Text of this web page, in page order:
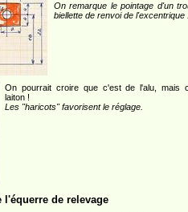
On remarque le pointage d'un
biellette de renvoi de l'excentrique
On pourrait croire que c'est de l'alu, mais
laiton !
Les "haricots" favorisent le réglage.
de relevage